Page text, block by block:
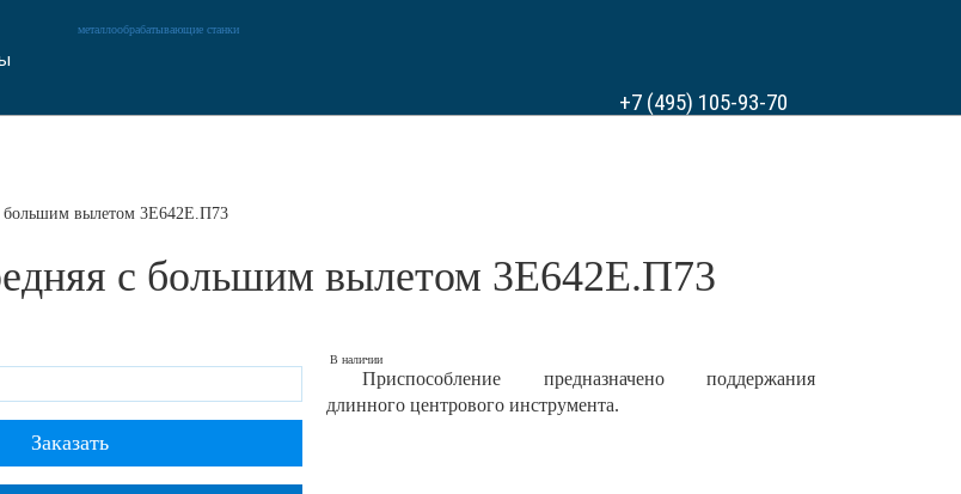
металлообрабатывающие станки
+7 (495) 105-93-70
большим вылетом 3Е642Е.П73
с большим вылетом 3Е642Е.П73
Заказать
В наличии
Приспособление предназначено поддержания
длинного центрового инструмента.